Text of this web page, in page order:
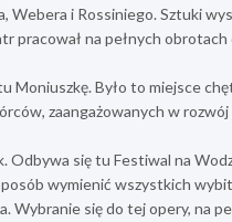
i Rossiniego. Sztuki
pracował na pełnych
Moniuszkę. Było to miejsce
zaangażowanych w
się tu Festiwal na
wymienić wszystkich
się do tej opery, na